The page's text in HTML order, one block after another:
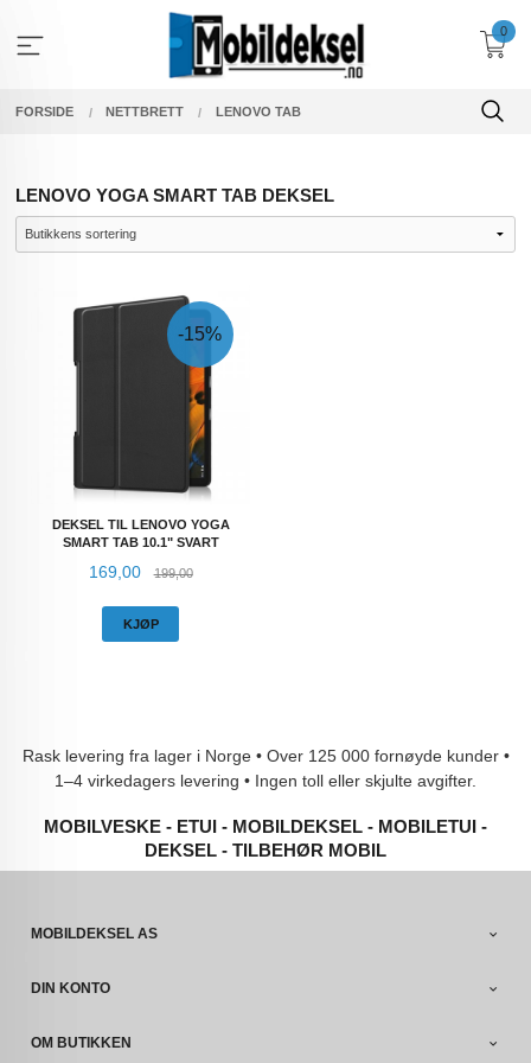
innholdet
0
FORSIDE NETTBRETT LENOVO TAB
LENOVO YOGA SMART TAB DEKSEL
DEKSEL TIL LENOVO YOGA
SMART TAB 10.1" SVART
Tilbud
169,00 199,00Rabatt
-15%
KJØP
Rask levering fra lager i Norge • Over 125 000 fornøyde kunder •
1–4 virkedagers levering • Ingen toll eller skjulte avgifter.
MOBILVESKE - ETUI - MOBILDEKSEL - MOBILETUI -
DEKSEL - TILBEHØR MOBIL
MOBILDEKSEL AS
DIN KONTO
OM BUTIKKEN